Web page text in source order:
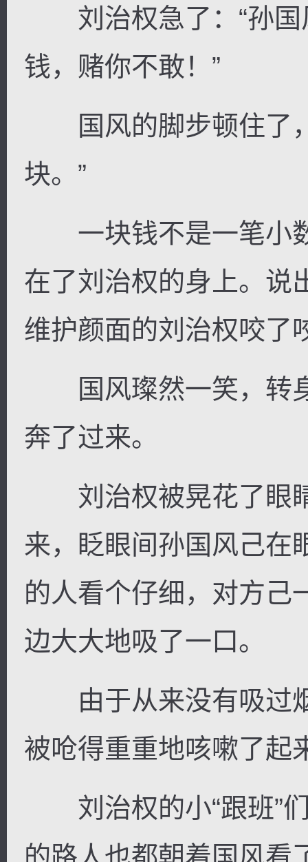
刘治权急了：“孙国
钱，赌你不敢！”
国风的脚步顿住了，
块。”
一块钱不是一笔小数
在了刘治权的身上。说
维护颜面的刘治权咬了
国风璨然一笑，转
奔了过来。
刘治权被晃花了眼
来，眨眼间孙国风己在
的人看个仔细，对方己
边大大地吸了一口。
由于从来没有吸过
被呛得重重地咳嗽了起
刘治权的小“跟班”们